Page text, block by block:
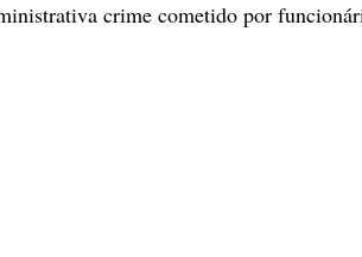
crime cometido por